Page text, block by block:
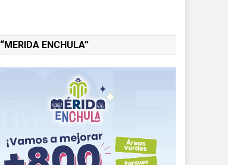
“MERIDA ENCHULA”